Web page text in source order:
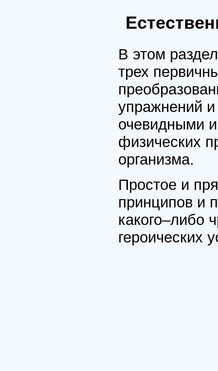
В этом
трех
упражнений
очевидными
физических
организма.
Простое и
принципов и
какого–либо
героических